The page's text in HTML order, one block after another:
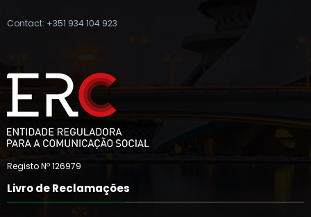
Contact: +351 934 104 923
Registo Nº 126979
Livro de Reclamações